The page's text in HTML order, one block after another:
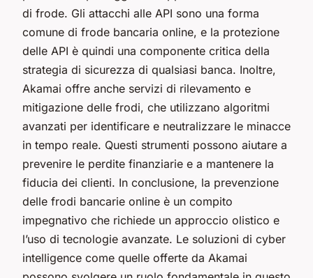
di frode. Gli attacchi alle API sono una forma
comune di frode bancaria online, e la protezione
delle API è quindi una componente critica della
strategia di sicurezza di qualsiasi banca. Inoltre,
Akamai offre anche servizi di rilevamento e
mitigazione delle frodi, che utilizzano algoritmi
avanzati per identificare e neutralizzare le minacce
in tempo reale. Questi strumenti possono aiutare a
prevenire le perdite finanziarie e a mantenere la
fiducia dei clienti. In conclusione, la prevenzione
delle frodi bancarie online è un compito
impegnativo che richiede un approccio olistico e
l’uso di tecnologie avanzate. Le soluzioni di cyber
intelligence come quelle offerte da Akamai